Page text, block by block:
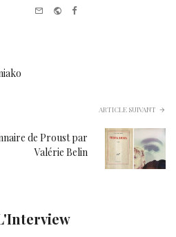
Website
Facebook
ARTICLE SUIVANT
de Proust par
Valérie Belin